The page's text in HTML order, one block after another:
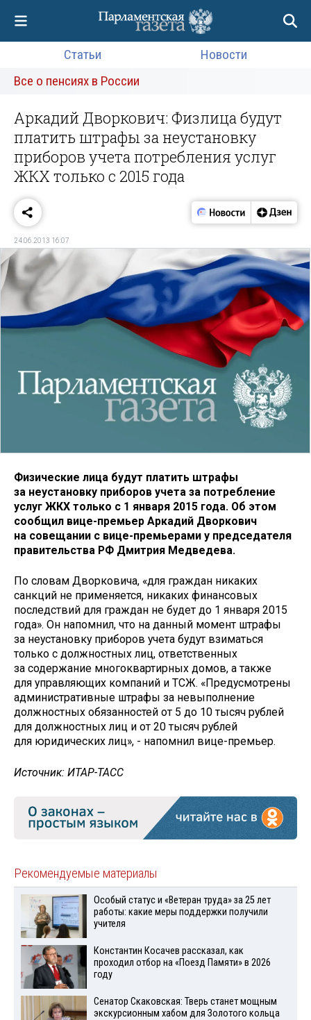
Статьи
Новости
Все о пенсиях в России
Аркадий Дворкович: Физлица будут
платить штрафы за неустановку
приборов учета потребления услуг
ЖКХ только с 2015 года
24.06.2013 16:07
Физические лица будут платить штрафы
за неустановку приборов учета за потребление
услуг ЖКХ только с 1 января 2015 года. Об этом
сообщил вице-премьер Аркадий Дворкович
на совещании с вице-премьерами у председателя
правительства РФ Дмитрия Медведева.
По словам Дворковича, «для граждан никаких
санкций не применяется, никаких финансовых
последствий для граждан не будет до 1 января 2015
года». Он напомнил, что на данный момент штрафы
за неустановку приборов учета будут взиматься
только с должностных лиц, ответственных
за содержание многоквартирных домов, а также
для управляющих компаний и ТСЖ. «Предусмотрены
административные штрафы за невыполнение
должностных обязанностей от 5 до 10 тысяч рублей
для должностных лиц и от 20 тысяч рублей
для юридических лиц», - напомнил вице-премьер.
Источник: ИТАР-ТАСС
Рекомендуемые материалы
Особый статус и «Ветеран труда» за 25 лет
работы: какие меры поддержки получили
учителя
Константин Косачев рассказал, как
проходил отбор на «Поезд Памяти» в 2026
году
Сенатор Скаковская: Тверь станет мощным
экскурсионным хабом для Золотого кольца